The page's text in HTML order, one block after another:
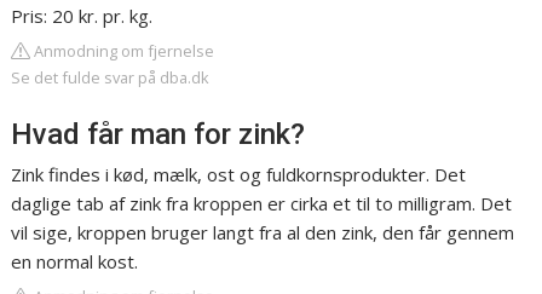
Pris: 20 kr. pr. kg.
Anmodning om fjernelse
Se det fulde svar på dba.dk
Hvad får man for zink?
Zink findes i kød, mælk, ost og fuldkornsprodukter. Det
daglige tab af zink fra kroppen er cirka et til to milligram. Det
vil sige, kroppen bruger langt fra al den zink, den får gennem
en normal kost.